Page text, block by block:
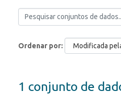
Ordenar por
1 conjunto de